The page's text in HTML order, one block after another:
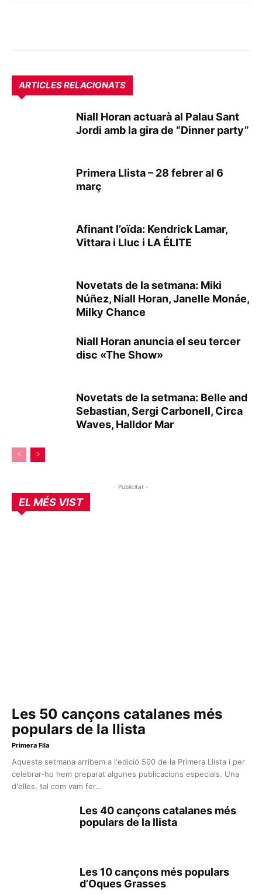
ARTICLES RELACIONATS
Niall Horan actuarà al Palau Sant
Jordi amb la gira de “Dinner party”
Primera Llista – 28 febrer al 6
març
Afinant l’oïda: Kendrick Lamar,
Vittara i Lluc i LA ÉLITE
Novetats de la setmana: Miki
Núñez, Niall Horan, Janelle Monáe,
Milky Chance
Niall Horan anuncia el seu tercer
disc «The Show»
Novetats de la setmana: Belle and
Sebastian, Sergi Carbonell, Circa
Waves, Halldor Mar
- Publicitat -
EL MÉS VIST
Les 50 cançons catalanes més
populars de la llista
Primera Fila
Aquesta setmana arribem a l'edició 500 de la Primera Llista i per
celebrar-ho hem preparat algunes publicacions especials. Una
d'elles, tal com vam fer...
Les 40 cançons catalanes més
populars de la llista
Les 10 cançons més populars
d’Oques Grasses